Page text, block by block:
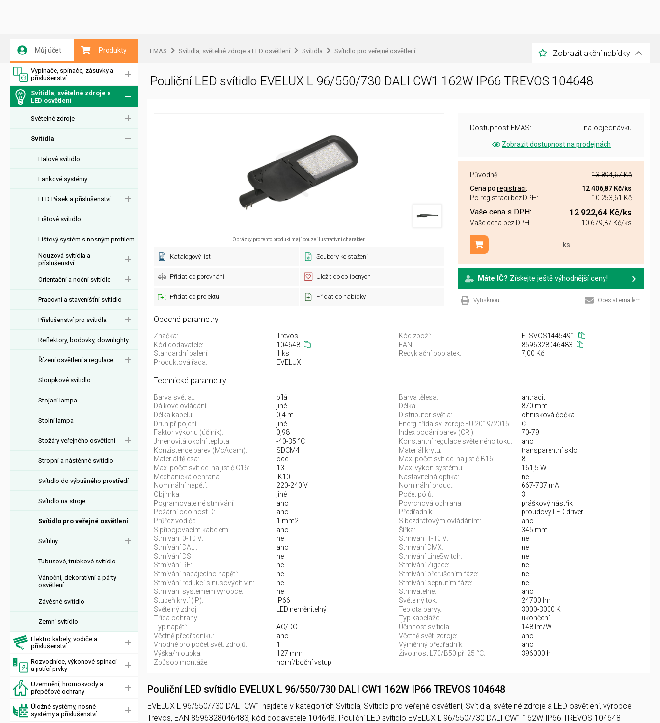
Můj účet Produkty
Vypínače, spínače, zásuvky a
příslušenství
Svítidla, světelné zdroje a
LED osvětlení
Světelné zdroje
Svítidla
Halové svítidlo
Lankové systémy
LED Pásek a příslušenství
Lištové svítidlo
Lištový systém s nosným profilem
Nouzová svítidla a
příslušenství
Orientační a noční svítidlo
Pracovní a stavenišťní svítidlo
Příslušenství pro svítidla
Reflektory, bodovky, downlighty
Řízení osvětlení a regulace
Sloupkové svítidlo
Stojací lampa
Stolní lampa
Stožáry veřejného osvětlení
Stropní a nástěnné svítidlo
Svítidlo do výbušného prostředí
Svítidlo na stroje
Svítidlo pro veřejné osvětlení
Svítilny
Tubusové, trubkové svítidlo
Vánoční, dekorativní a párty
osvětlení
Závěsné svítidlo
Zemní svítidlo
Elektro kabely, vodiče a
příslušenství
Rozvodnice, výkonové spínací
a jistící prvky
Uzemnění, hromosvody a
přepěťové ochrany
Úložné systémy, nosné
systémy a příslušenství
EMAS Svítidla, světelné zdroje a LED osvětlení Svítidla Svítidlo pro veřejné osvětlení Zobrazit akční nabídky
Pouliční LED svítidlo EVELUX L 96/550/730 DALI CW1 162W IP66 TREVOS 104648
Obrázky pro tento produkt mají pouze ilustrativní charakter.
Katalogový list Soubory ke stažení
Přidat do porovnání Uložit do oblíbených
Přidat do projektu Přidat do nabídky
Dostupnost EMAS: na objednávku
Zobrazit dostupnost na prodejnách
Původně:
13 894,67 Kč
Cena po registraci: 12 406,87 Kč/ks
Po registraci bez DPH:
10 253,61 Kč
Vaše cena s DPH: 12 922,64 Kč/ks
Vaše cena bez DPH: 10 679,87 Kč/ks
ks
Přidat do košíku
Máte IČ? Získejte ještě výhodnější ceny!
Vytisknout Odeslat emailem
Obecné parametry
Značka: Trevos Kód zboží:
ELSVOS1445491
Kód dodavatele:
104648 EAN:
8596328046483
Standardní balení:
1 ks Recyklační poplatek:
7,00 Kč
Produktová řada:
EVELUX
Technické parametry
Barva světla..: bílá Barva tělesa:
antracit
Dálkové ovládání:
jiné Délka:
870 mm
Délka kabelu:
0,4 m Distributor světla:
ohnisková čočka
Druh připojení:
jiné Energ. třída sv. zdroje EU 2019/2015:
C
Faktor výkonu (účiník):
0,98 Index podání barev (CRI):
70-79
Jmenovitá okolní teplota:
-40-35 °C Konstantní regulace světelného toku:
ano
Konzistence barev (McAdam):
SDCM4 Materiál krytu:
transparentní sklo
Materiál tělesa:
ocel Max. počet svítidel na jistič B16:
8
Max. počet svítidel na jistič C16:
13 Max. výkon systému:
161,5 W
Mechanická ochrana:
IK10 Nastavitelná optika:
ne
Nominální napětí.:
220-240 V Nominální proud.:
667-737 mA
Objímka:
jiné Počet pólů:
3
Pogramovatelné stmívání:
ano Povrchová ochrana:
práškový nástřik
Požární odolnost D:
ano Předřadník:
proudový LED driver
Průřez vodiče:
1 mm2 S bezdrátovým ovládáním:
ano
S připojovacím kabelem:
ano Šířka:
345 mm
Stmívání 0-10 V:
ne Stmívání 1-10 V:
ne
Stmívání DALI:
ano Stmívání DMX:
ne
Stmívání DSI:
ne Stmívání LineSwitch:
ne
Stmívání RF:
ne Stmívání Zigbee:
ne
Stmívání napájecího napětí:
ne Stmívání přerušením fáze:
ne
Stmívání redukcí sinusových vln:
ne Stmívání sepnutím fáze:
ne
Stmívání systémem výrobce:
ne Stmívatelné:
ano
Stupeň krytí (IP):
IP66 Světelný tok:
24700 lm
Světelný zdroj:
LED neměnitelný Teplota barvy.:
3000-3000 K
Třída ochrany:
Typ kabeláže:
ukončení
Typ napětí:
AC/DC Účinnost svítidla:
148 lm/W
Včetně předřadníku:
ano Včetně svět. zdroje:
ano
Vhodné pro počet svět. zdrojů:
1 Výměnný předřadník:
ano
Výška/hloubka:
127 mm Životnost L70/B50 při 25 °C:
396000 h
Způsob montáže:
horní/boční vstup
Pouliční LED svítidlo EVELUX L 96/550/730 DALI CW1 162W IP66 TREVOS 104648
EVELUX L 96/550/730 DALI CW1 najdete v kategoriích Svítidla, Svítidlo pro veřejné osvětlení, Svítidla, světelné zdroje a LED osvětlení, výrobce
Trevos, EAN 8596328046483, kód dodavatele 104648. Pouliční LED svítidlo EVELUX L 96/550/730 DALI CW1 162W IP66 TREVOS 104648